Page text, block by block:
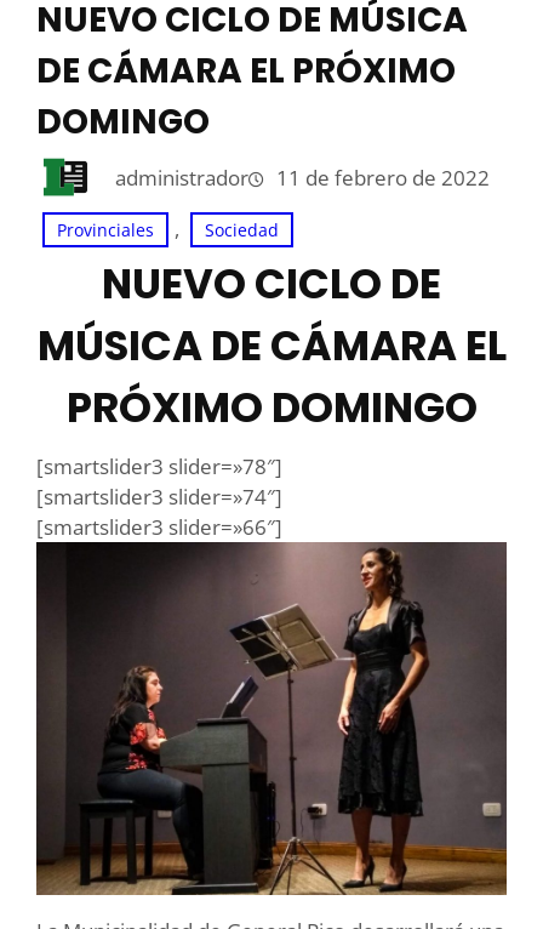
NUEVO CICLO DE MÚSICA
DE CÁMARA EL PRÓXIMO
DOMINGO
administrador 11 de febrero de 2022
Provinciales , Sociedad
NUEVO CICLO DE
MÚSICA DE CÁMARA EL
PRÓXIMO DOMINGO
[smartslider3 slider=»78″]
[smartslider3 slider=»74″]
[smartslider3 slider=»66″]